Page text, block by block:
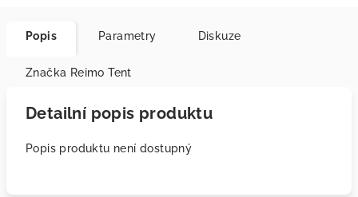
Popis Parametry Diskuze
Značka Reimo Tent
Detailní popis produktu
Popis produktu není dostupný